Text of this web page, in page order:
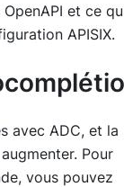
et ce
APISIX.
avec ADC, et la
Pour
vous pouvez